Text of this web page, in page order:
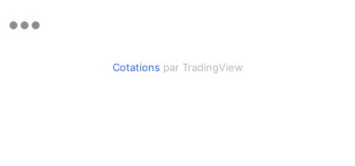
Cotations par TradingView